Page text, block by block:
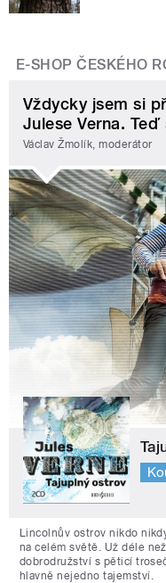
E-SHOP ČESKÉHO
Vždycky jsem si
Julese Verna.
Václav Žmolík, moderátor
Lincolnův ostrov nikdo
na celém světě. Už déle
dobrodružství s pěticí
hlavně nejedno tajemství.